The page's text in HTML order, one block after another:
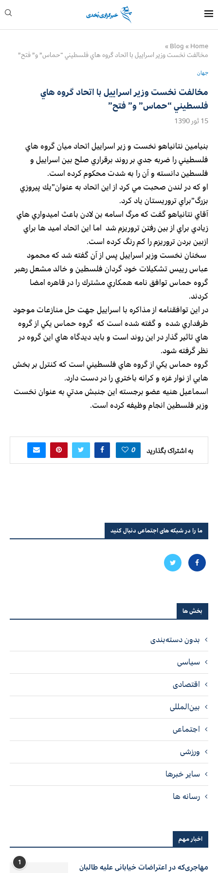
Home
»
Blog
»
مخالفت نخست وزير اسراييل با اتحاد گروه هاي فلسطيني “حماس” و” فتح”
جهان
مخالفت نخست وزير اسراييل با اتحاد گروه هاي
فلسطيني “حماس” و” فتح”
15 ثور 1390
بنيامين نتانياهو نخست و زير اسراييل اتحاد ميان گروه هاي
فلسطيني را ضربه جدي بر روند برقراري صلح بين اسراييل و
فلسطين دانسته و آن را به شدت محكوم كرده است.
او كه در لندن صحبت مي كرد از اين اتحاد به عنوان”يك پيروزي
بزرگ”براي تروريستان ياد كرد.
آقاي نتانياهو گفت كه مرگ اسامه بن لادن باعث اميدواري هاي
زيادي براي از بين رفتن تروريزم شد اما اين اتحاد اميد ها براي
ازبين بردن تروريزم را كم رنگ كرده است.
سخنان نخست وزير اسراييل پس از آن گفته شد كه محمود
عباس رييس تشكيلات خود گردان فلسطين و خالد مشعل رهبر
گروه حماس توافق نامه همكاري مشترك را در قاهره امضا
كردند.
در اين توافقنامه از مذاكره با اسراييل جهت حل منازعات موجود
طرفداري شده و گفته شده است كه گروه حماس يكي از گروه
هاي تاثير گذار در اين روند است و بايد ديدگاه هاي اين گروه در
نظر گرفته شود.
گروه حماس يكي از گروه هاي فلسطيني است كه كنترل بر بخش
هايي از نوار غزه و كرانه باختري را در دست دارد.
اسماعيل هنيه عضو برجسته اين جنبش مدتي به عنوان نخست
وزير فلسطين انجام وظيفه كرده است.
به اشتراک بگذارید 0
ما را در شبکه های اجتماعی دنبال کنید
بخش ها
بدون دسته‌بندی
سیاسی
اقتصادی
بین‌المللی
اجتماعی
ورزشی
سایر خبرها
رسانه ها
اخبار مهم
1
مهاجری‌که در اعتراضات خیابانی علیه طالبان